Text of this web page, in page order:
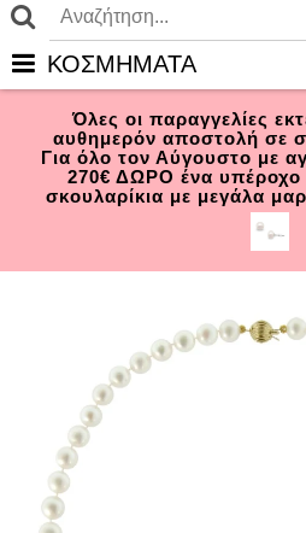
ΚΟΣΜΗΜΑΤΑ
Όλες οι παραγγελίες
αυθημερόν αποστολή σε
Για όλο τον Αύγουστο με
270€ ΔΩΡΟ ένα υπέροχο
σκουλαρίκια με μεγάλα